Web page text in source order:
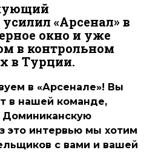
«Арсенал» в
окно и уже
в контрольном
в Турции.
в «Арсенале»! Вы
в нашей команде,
это интервью мы хотим
с вами и вашей